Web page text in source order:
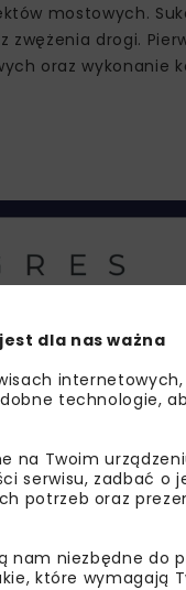
mostowych.
drogi.
oraz wykonanie
Programu
drugą jezdnią
dla
lokalnego.
dla nas ważna
technologie,
na Twoim
serwisu, zadbać o
potrzeb oraz
nam niezbędne do
które wymagają